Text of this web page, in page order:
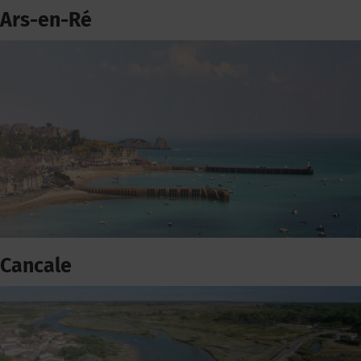
Ars-en-Ré
Cancale